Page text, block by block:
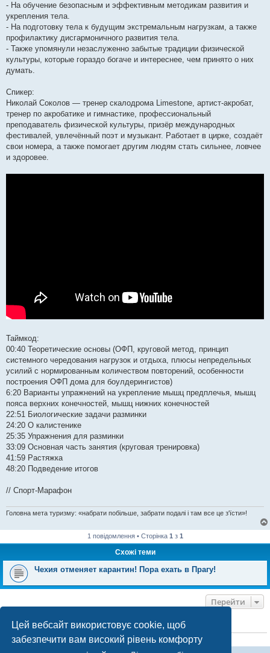
Цей вебсайт використовує cookie, щоб
забезпечити вам високий рівень комфорту
- На обучение безопасным и эффективным методикам развития и
укрепления тела.
- На подготовку тела к будущим экстремальным нагрузкам, а также
профилактику дисгармоничного развития тела.
- Также упомянули незаслуженно забытые традиции физической
культуры, которые гораздо богаче и интереснее, чем принято о них
думать.
Спикер:
Николай Соколов — тренер скалодрома Limestone, артист-акробат,
тренер по акробатике и гимнастике, профессиональный
преподаватель физической культуры, призёр международных
фестивалей, увлечённый поэт и музыкант. Работает в цирке, создаёт
свои номера, а также помогает другим людям стать сильнее, ловчее
и здоровее.
Таймкод:
00:40 Теоретические основы (ОФП, круговой метод, принцип
системного чередования нагрузок и отдыха, плюсы непредельных
усилий с нормированным количеством повторений, особенности
построения ОФП дома для боулдерингистов)
6:20 Варианты упражнений на укрепление мышц предплечья, мышц
пояса верхних конечностей, мышц нижних конечностей
22:51 Биологические задачи разминки
24:20 О калистенике
25:35 Упражнения для разминки
33:09 Основная часть занятия (круговая тренировка)
41:59 Растяжка
48:20 Подведение итогов
// Спорт-Марафон
Головна мета туризму: «набрати побільше, забрати подалі і там все це з'їсти»!
1 повідомлення • Сторінка 1 з 1
Схожі теми
Чехия отменяет карантин! Пора ехать в Прагу!
Перейти
ХТО ЗАРАЗ ОНЛАЙН
Зараз переглядають цей форум:ClaudeBot [бот ШІ]і 0 гостей